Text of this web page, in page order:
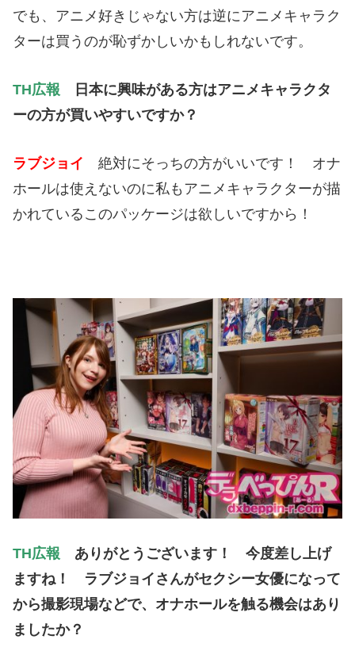
でも、アニメ好きじゃない方は逆にアニメキャラク
ターは買うのが恥ずかしいかもしれないです。
TH広報 日本に興味がある方はアニメキャラクタ
ーの方が買いやすいですか？
ラブジョイ 絶対にそっちの方がいいです！ オナ
ホールは使えないのに私もアニメキャラクターが描
かれているこのパッケージは欲しいですから！
TH広報 ありがとうございます！ 今度差し上げ
ますね！ ラブジョイさんがセクシー女優になって
から撮影現場などで、オナホールを触る機会はあり
ましたか？